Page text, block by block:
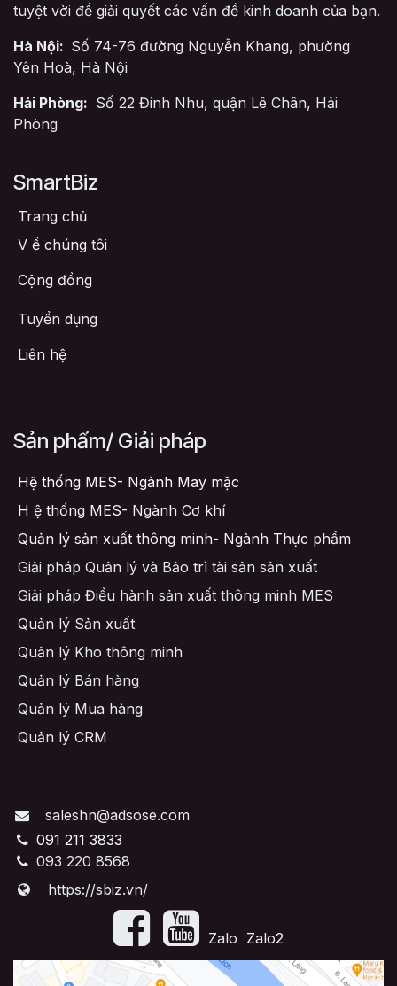
tuyệt vời để giải quyết các vấn đề kinh doanh của bạn.
Hà Nội: Số 74-76 đường Nguyễn Khang, phường
Yên Hoà, Hà Nội
Hải Phòng: Số 22 Đinh Nhu, quận Lê Chân, Hải
Phòng
SmartBiz
Trang chủ
V ề chúng tôi
Cộng đồng
Tuyển dụng
Liên hệ
Sản phẩm/ Giải pháp
Hệ thống MES- Ngành May mặc
H ệ thống MES- Ngành Cơ khí
Quản lý sản xuất thông minh- Ngành Thực phẩm
Giải pháp Quản lý và Bảo trì tài sản sản xuất
Giải pháp Điều hành sản xuất thông minh MES
Quản lý Sản xuất
Quản lý Kho thông minh
Quản lý Bán hàng
Quản lý Mua hàng
Quản lý CRM
saleshn@adsose.com
091 211 3833
093 220 8568
https://sbiz.vn/
​Zalo Zalo2